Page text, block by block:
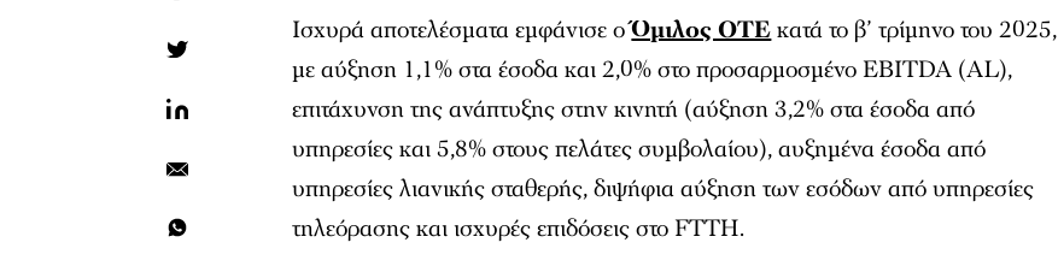
Ισχυρά αποτελέσματα εμφάνισε οΌμιλος ΟΤΕκατά το β’ τρίμηνο του 2025,
με αύξηση 1,1% στα έσοδα και 2,0% στο προσαρμοσμένο EBITDA (AL),
επιτάχυνση της ανάπτυξης στην κινητή (αύξηση 3,2% στα έσοδα από
υπηρεσίες και 5,8% στους πελάτες συμβολαίου), αυξημένα έσοδα από
υπηρεσίες λιανικής σταθερής, διψήφια αύξηση των εσόδων από υπηρεσίες
τηλεόρασης και ισχυρές επιδόσεις στο FTTH.